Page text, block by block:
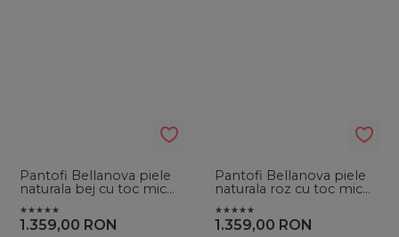
Pantofi Bellanova piele
naturala bej cu toc mic
1.359,00 RON
Pantofi Bellanova piele
naturala roz cu toc mic
1.359,00 RON